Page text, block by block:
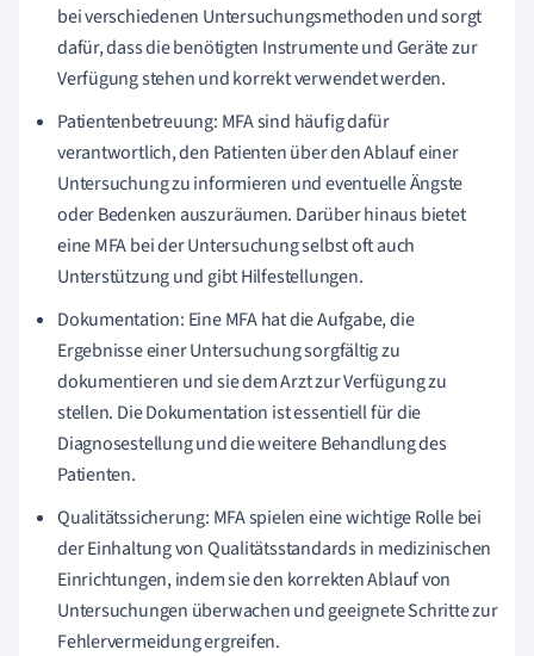
bei verschiedenen Untersuchungsmethoden und sorgt
dafür, dass die benötigten Instrumente und Geräte zur
Verfügung stehen und korrekt verwendet werden.
Patientenbetreuung: MFA sind häufig dafür
verantwortlich, den Patienten über den Ablauf einer
Untersuchung zu informieren und eventuelle Ängste
oder Bedenken auszuräumen. Darüber hinaus bietet
eine MFA bei der Untersuchung selbst oft auch
Unterstützung und gibt Hilfestellungen.
Dokumentation: Eine MFA hat die Aufgabe, die
Ergebnisse einer Untersuchung sorgfältig zu
dokumentieren und sie dem Arzt zur Verfügung zu
stellen. Die Dokumentation ist essentiell für die
Diagnosestellung und die weitere Behandlung des
Patienten.
Qualitätssicherung: MFA spielen eine wichtige Rolle bei
der Einhaltung von Qualitätsstandards in medizinischen
Einrichtungen, indem sie den korrekten Ablauf von
Untersuchungen überwachen und geeignete Schritte zur
Fehlervermeidung ergreifen.